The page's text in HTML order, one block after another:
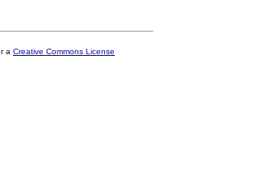
a Creative Commons License